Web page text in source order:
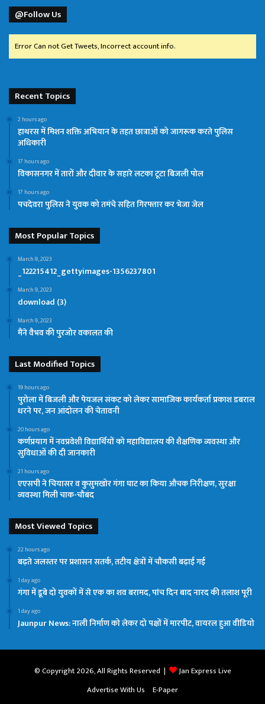
@Follow Us
Error Can not Get Tweets, Incorrect account info.
Recent Topics
2 hours ago
हाथरस में मिशन शक्ति अभियान के तहत छात्राओं को जागरूक करते पुलिस
अधिकारी
17 hours ago
विकासनगर में तारों और दीवार के सहारे लटका टूटा बिजली पोल
17 hours ago
पचदेवरा पुलिस ने युवक को तमंचे सहित गिरफ्तार कर भेजा जेल
Most Popular Topics
March 9, 2023
_122215412_gettyimages-1356237801
March 9, 2023
download (3)
March 9, 2023
मैंने वैभव की पुरजोर वकालत की
Last Modified Topics
19 hours ago
पुरोला में बिजली और पेयजल संकट को लेकर सामाजिक कार्यकर्ता प्रकाश डबराल
धरने पर, जन आंदोलन की चेतावनी
20 hours ago
कर्णप्रयाग में नवप्रवेशी विद्यार्थियों को महाविद्यालय की शैक्षणिक व्यवस्था और
सुविधाओं की दी जानकारी
21 hours ago
एएसपी ने चियासर व कुसुमखोर गंगा घाट का किया औचक निरीक्षण, सुरक्षा
व्यवस्था मिली चाक-चौबंद
Most Viewed Topics
22 hours ago
बढ़ते जलस्तर पर प्रशासन सतर्क, तटीय क्षेत्रों में चौकसी बढ़ाई गई
1 day ago
गंगा में डूबे दो युवकों में से एक का शव बरामद, पांच दिन बाद नारद की तलाश पूरी
1 day ago
Jaunpur News: नाली निर्माण को लेकर दो पक्षों में मारपीट, वायरल हुआ वीडियो
© Copyright 2026, All Rights Reserved |
Jan Express Live
Advertise With Us
E-Paper